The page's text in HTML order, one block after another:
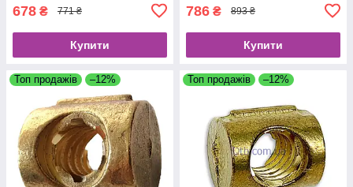
678 ₴ 771 ₴
Купити
786 ₴ 893 ₴
Купити
Топ продажів –12% Топ продажів –12%